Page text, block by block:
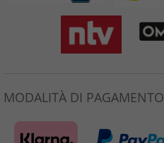
MODALITÀ DI PAGAMENTO